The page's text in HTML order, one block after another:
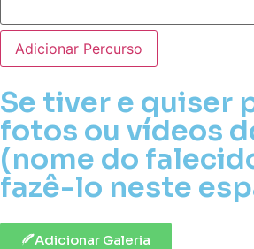
Adicionar Percurso
Se tiver e quiser
fotos ou vídeos
(nome do
fazê-lo neste
Adicionar Galeria